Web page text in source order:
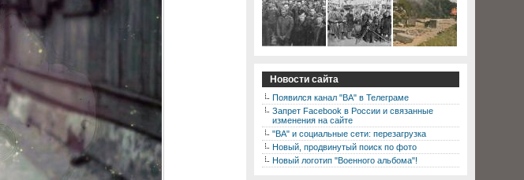
Новости сайта
Появился канал "ВА" в Телеграме
Запрет Facebook в России и связанные
изменения на сайте
"ВА" и социальные сети: перезагрузка
Новый, продвинутый поиск по фото
Новый логотип "Военного альбома"!